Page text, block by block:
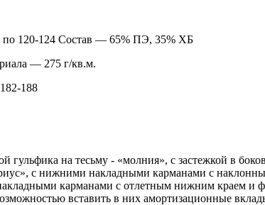
120-124 Состав — 65% ПЭ, 35% ХБ
— 275 г/кв.м.
188
гульфика на тесьму - «молния», с застежкой в
с нижними накладными карманами с
карманами с отлетным нижним краем и
вставить в них амортизационные